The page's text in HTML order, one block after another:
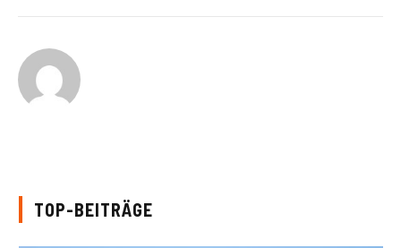
TOP-BEITRÄGE